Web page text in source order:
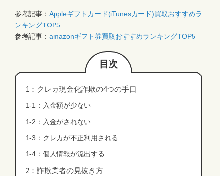
参考記事： Appleギフトカード(iTunesカード)買取おすすめラ
ンキングTOP5
参考記事： amazonギフト券買取おすすめランキングTOP5
1：クレカ現金化詐欺の4つの手口
1-1：入金額が少ない
1-2：入金がされない
1-3：クレカが不正利用される
1-4：個人情報が流出する
2：詐欺業者の見抜き方